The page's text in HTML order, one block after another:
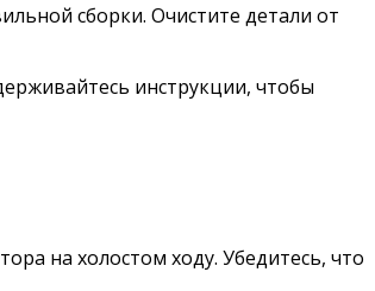
сборки. Очистите детали от
инструкции, чтобы
на холостом ходу. Убедитесь, что